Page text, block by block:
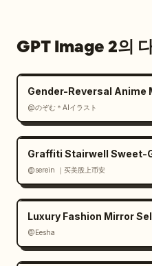
GPT Image 2의
Gender-Reversal Anime
@のぞむ＊AIイラスト
Graffiti Stairwell Sweet-
@serein ｜买美股上币安
Luxury Fashion Mirror
@Eesha